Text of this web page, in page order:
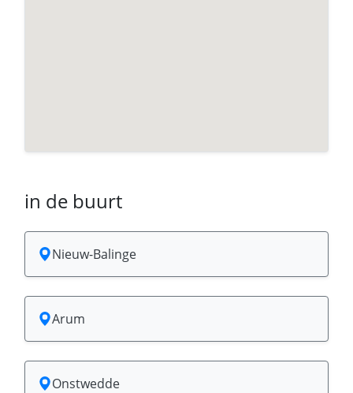
in de buurt
Nieuw-Balinge
Arum
Onstwedde